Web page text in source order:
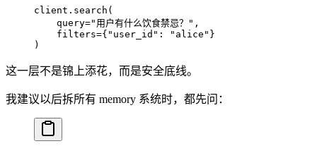
client.search(
    query
="用户有什么饮食禁忌？" ,
    filters
={ "user_id" : "alice" }
)
这一层不是锦上添花，而是安全底线。
我建议以后拆所有 memory 系统时，都先问：